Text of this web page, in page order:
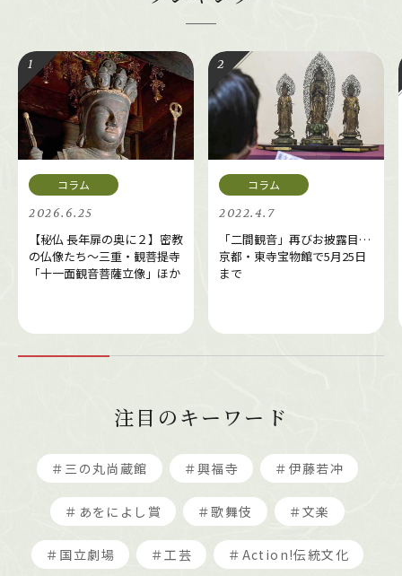
2026.6.25
【秘仏 長年扉の奥に２】密教
の仏像たち～三重・観菩提寺
「十一面観音菩薩立像」ほか
2022.4.7
「二間観音」再びお披露目…
京都・東寺宝物館で5月25日
まで
注目のキーワード
＃三の丸尚蔵館 ＃興福寺 ＃伊藤若冲
＃あをによし賞 ＃歌舞伎 ＃文楽
＃国立劇場 ＃工芸 ＃Action!伝統文化